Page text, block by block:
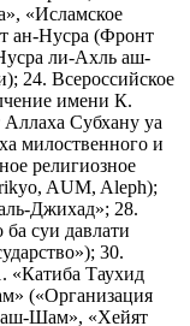
«Исламское
ан-Нусра (Фронт
ли-Ахль аш-
24. Всероссийское
имени К.
Субхану уа
милоственного и
религиозное
AUM, Aleph);
Джихад»; 28.
суи давлати
30.
«Катиба Таухид
(«Организация
аш-Шам», «Хейят